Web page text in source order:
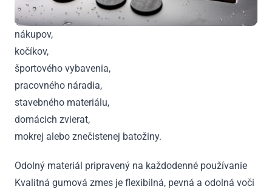
nákupov,
kočíkov,
športového vybavenia,
pracovného náradia,
stavebného materiálu,
domácich zvierat,
mokrej alebo znečistenej batožiny.
Odolný materiál pripravený na každodenné používanie
Kvalitná gumová zmes je flexibilná, pevná a odolná voči